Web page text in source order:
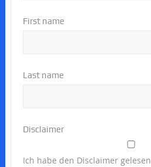
First name
Last name
Disclaimer
Ich habe den Disclaimer gelesen